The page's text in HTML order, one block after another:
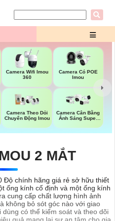
Camera Wifi Imou
360
Camera Có POE
Imou
Camera Theo Dỏi
Chuyển Động Imou
Camera Cân Bằng
Ánh Sáng Super
2 MẮT
Độ chính hãng giá rẻ sở hữu thiết
ống kính cố định và một ống kính
cung cấp chất lượng hình ảnh
không bỏ sót góc nào với giao
có thể kiểm soát và theo dõi